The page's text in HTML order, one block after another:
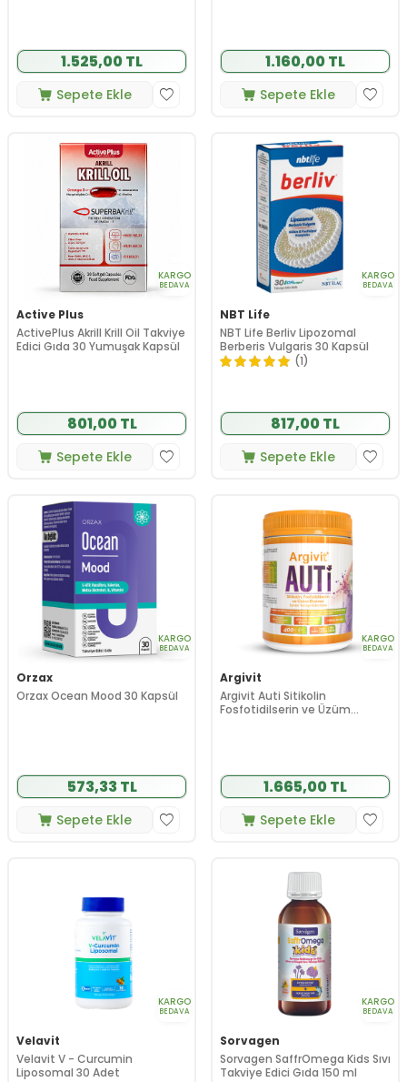
1.525,00 TL
Sepete Ekle
1.160,00 TL
Sepete Ekle
KARGO
BEDAVA
Active Plus
ActivePlus Akrill Krill Oil Takviye
Edici Gıda 30 Yumuşak Kapsül
801,00 TL
Sepete Ekle
KARGO
BEDAVA
NBT Life
NBT Life Berliv Lipozomal
Berberis Vulgaris 30 Kapsül
(1)
817,00 TL
Sepete Ekle
KARGO
BEDAVA
Orzax
Orzax Ocean Mood 30 Kapsül
573,33 TL
Sepete Ekle
KARGO
BEDAVA
Argivit
Argivit Auti Sitikolin
Fosfotidilserin ve Üzüm
1.665,00 TL
Sepete Ekle
KARGO
BEDAVA
Velavit
Velavit V - Curcumin
Liposomal 30 Adet
KARGO
BEDAVA
Sorvagen
Sorvagen SaffrOmega Kids Sıvı
Takviye Edici Gıda 150 ml